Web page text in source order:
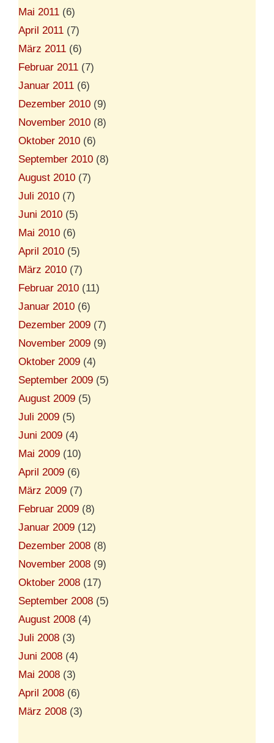
Mai 2011 (6)
April 2011 (7)
März 2011 (6)
Februar 2011 (7)
Januar 2011 (6)
Dezember 2010 (9)
November 2010 (8)
Oktober 2010 (6)
September 2010 (8)
August 2010 (7)
Juli 2010 (7)
Juni 2010 (5)
Mai 2010 (6)
April 2010 (5)
März 2010 (7)
Februar 2010 (11)
Januar 2010 (6)
Dezember 2009 (7)
November 2009 (9)
Oktober 2009 (4)
September 2009 (5)
August 2009 (5)
Juli 2009 (5)
Juni 2009 (4)
Mai 2009 (10)
April 2009 (6)
März 2009 (7)
Februar 2009 (8)
Januar 2009 (12)
Dezember 2008 (8)
November 2008 (9)
Oktober 2008 (17)
September 2008 (5)
August 2008 (4)
Juli 2008 (3)
Juni 2008 (4)
Mai 2008 (3)
April 2008 (6)
März 2008 (3)